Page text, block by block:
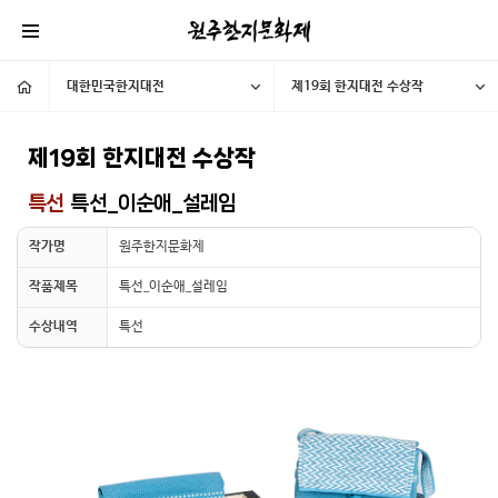
대한민국한지대전 제19회 한지대전 수상작
제19회 한지대전 수상작
특선 특선_이순애_설레임
작가명 원주한지문화제
작품제목 특선_이순애_설레임
수상내역 특선